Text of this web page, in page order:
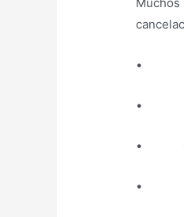
•
•
•
•